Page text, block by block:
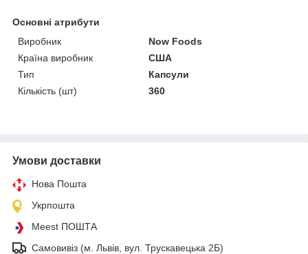
Основні атрибути
Виробник
Now Foods
Країна виробник
США
Тип
Капсули
Кількість (шт)
360
Умови доставки
Нова Пошта
Укрпошта
Meest ПОШТА
Самовивіз (м. Львів, вул. Трускавецька 2Б)